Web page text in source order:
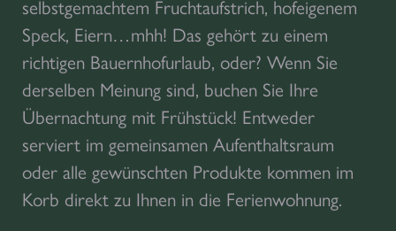
selbstgemachtem Fruchtaufstrich, hofeigenem
Speck, Eiern…mhh! Das gehört zu einem
richtigen Bauernhofurlaub, oder? Wenn Sie
derselben Meinung sind, buchen Sie Ihre
Übernachtung mit Frühstück! Entweder
serviert im gemeinsamen Aufenthaltsraum
oder alle gewünschten Produkte kommen im
Korb direkt zu Ihnen in die Ferienwohnung.